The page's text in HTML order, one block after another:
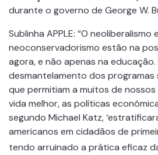
durante o governo de George W.
Sublinha APPLE: “O neoliberalismo
neoconservadorismo estão na
agora, e não apenas na
desmantelamento dos programas
que permitiam a muitos de
vida melhor, as políticas
segundo Michael Katz,
americanos em cidadãos de
tendo arruinado a prática eficaz